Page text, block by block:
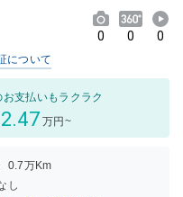
0 0 0
について
支払いもラクラク
2.47 万円~
0.7万Km
し